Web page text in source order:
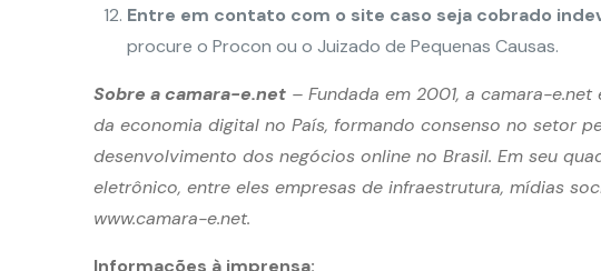
Entre em contato com o site caso seja cobrado
procure o Procon ou o Juizado de Pequenas Causas.
Sobre a camara-e.net – Fundada em 2001, a camara-
da economia digital no País, formando consenso no setor
desenvolvimento dos negócios online no Brasil. Em seu
eletrônico, entre eles empresas de infraestrutura, mídias
www.camara-e.net.
Informações à imprensa: